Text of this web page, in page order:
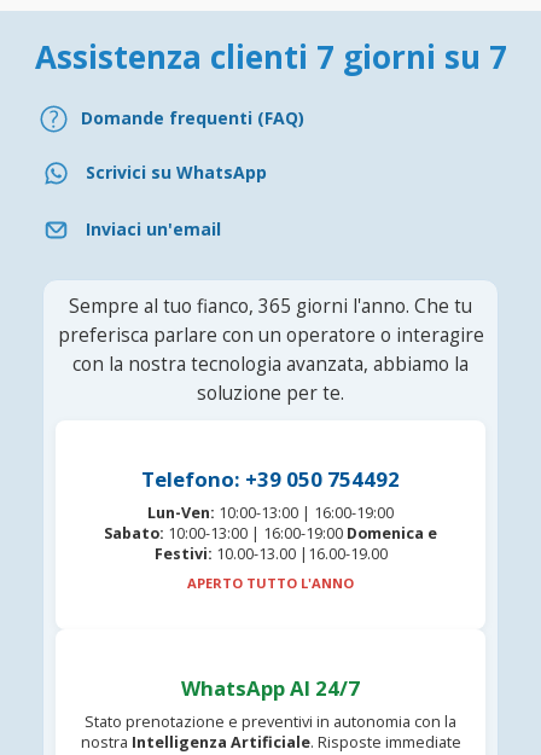
Assistenza clienti 7 giorni su 7
Domande frequenti (FAQ)
Scrivici su WhatsApp
Inviaci un'email
Sempre al tuo fianco, 365 giorni l'anno. Che tu
preferisca parlare con un operatore o interagire
con la nostra tecnologia avanzata, abbiamo la
soluzione per te.
Telefono: +39 050 754492
Lun-Ven: 10:00-13:00 | 16:00-19:00
Sabato: 10:00-13:00 | 16:00-19:00 Domenica e
Festivi: 10.00-13.00 |16.00-19.00
APERTO TUTTO L'ANNO
WhatsApp AI 24/7
Stato prenotazione e preventivi in autonomia con la
nostra Intelligenza Artificiale. Risposte immediate